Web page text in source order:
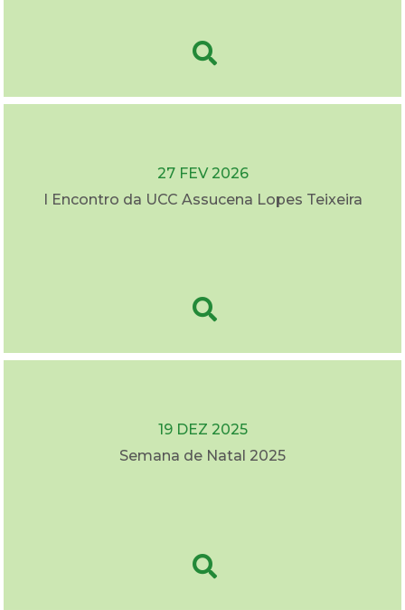
27 FEV 2026
I Encontro da UCC Assucena Lopes Teixeira
19 DEZ 2025
Semana de Natal 2025